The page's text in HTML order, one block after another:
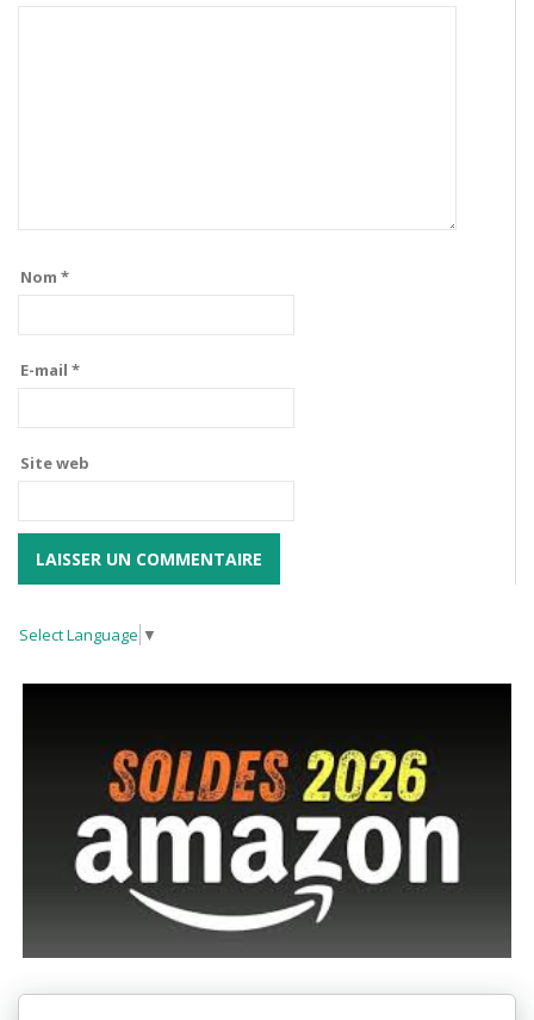
Nom *
E-mail *
Site web
Select Language ▼